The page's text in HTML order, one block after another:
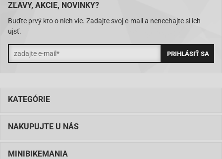
ZĽAVY, AKCIE, NOVINKY?
Buďte prvý kto o nich vie. Zadajte svoj e-mail a nenechajte si ich
ujsť.
KATEGÓRIE
NAKUPUJTE U NÁS
MINIBIKEMANIA